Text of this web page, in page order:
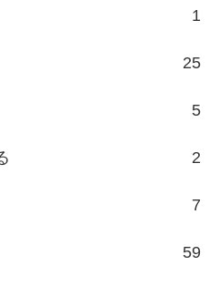
1
25
5
2
7
59